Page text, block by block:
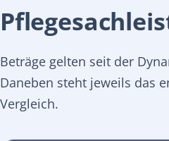
Beträge gelten seit der
Daneben steht jeweils das
Vergleich.